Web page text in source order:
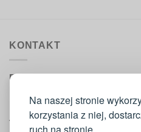
Na naszej stronie
korzystania z niej,
KONTAKT
Biuro obsługi:
Telefon : 573 420 160